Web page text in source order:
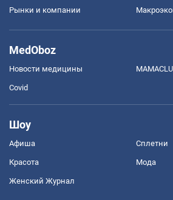
Рынки и компании
MedOboz
Новости медицины
Covid
Шоу
Афиша Сплетни
Красота Мода
Женский Журнал